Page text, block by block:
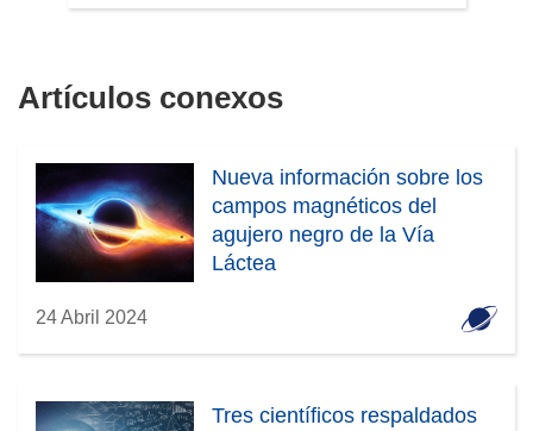
Artículos conexos
Nueva información sobre los
campos magnéticos del
agujero negro de la Vía
Láctea
24 Abril 2024
Tres científicos respaldados